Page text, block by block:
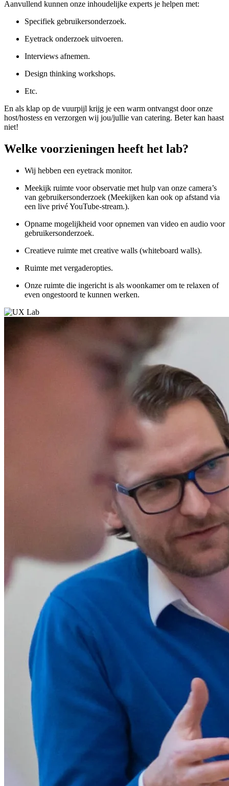
Aanvullend kunnen onze inhoudelijke experts je helpen met:
Specifiek gebruikersonderzoek.
Eyetrack onderzoek uitvoeren.
Interviews afnemen.
Design thinking workshops.
Etc.
En als klap op de vuurpijl krijg je een warm ontvangst door onze
host/hostess en verzorgen wij jou/jullie van catering. Beter kan haast
niet!
Welke voorzieningen heeft het lab?
Wij hebben een eyetrack monitor.
Meekijk ruimte voor observatie met hulp van onze camera’s
van gebruikersonderzoek (Meekijken kan ook op afstand via
een live privé YouTube-stream.).
Opname mogelijkheid voor opnemen van video en audio voor
gebruikersonderzoek.
Creatieve ruimte met creative walls (whiteboard walls).
Ruimte met vergaderopties.
Onze ruimte die ingericht is als woonkamer om te relaxen of
even ongestoord te kunnen werken.